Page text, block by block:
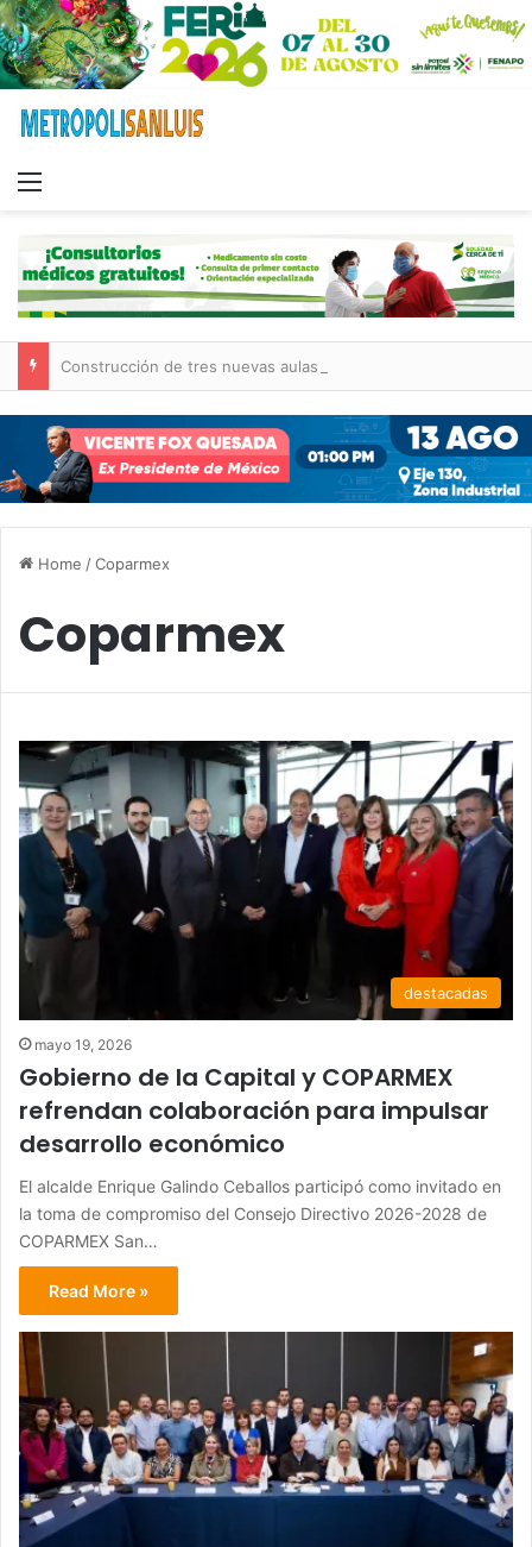
Home /Coparmex
Coparmex
destacadas
mayo 19, 2026
Gobierno de la Capital y COPARMEX
refrendan colaboración para impulsar
desarrollo económico
El alcalde Enrique Galindo Ceballos participó como invitado en
la toma de compromiso del Consejo Directivo 2026-2028 de
COPARMEX San…
Read More »